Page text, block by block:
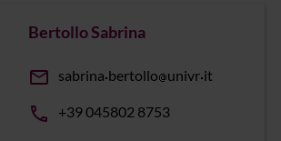
Bertollo Sabrina
email sabrina bertollo univr it
phone +39 045802 8753